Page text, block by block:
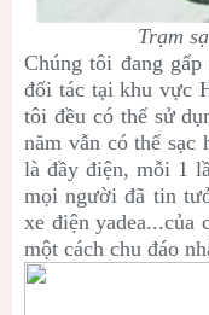
Trạm
Chúng tôi đang
đối tác tại khu vực
tôi đều có thể sử
năm vẫn có thể sạc
là đầy điện, mỗi 1
mọi người đã tin
xe điện yadea...của
một cách chu đáo